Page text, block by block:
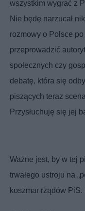
wszystkim wygrać z
Nie będę narzucał
rozmowy o Polsce
przeprowadzić
społecznych czy
debatę, która się
piszących teraz
Przysłuchuję się jej
Ważne jest, by w tej
trwałego ustroju na
koszmar rządów